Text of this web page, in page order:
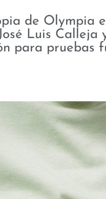
de Olympia
Luis
para pruebas